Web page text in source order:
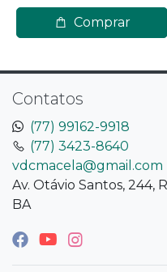
Comprar
Contatos
(77) 99162-9918
(77) 3423-8640
vdcmacela@gmail.com
Av. Otávio Santos, 244,
BA